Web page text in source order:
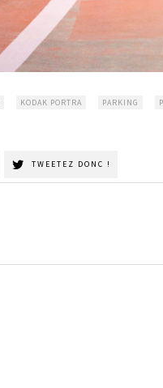
KODAK PORTRA PARKING
TWEETEZ DONC !